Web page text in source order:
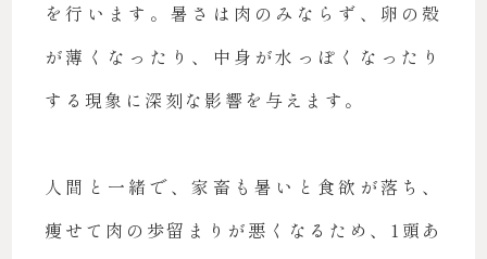
を行います。暑さは肉のみならず、卵の殻
が薄くなったり、中身が水っぽくなったり
する現象に深刻な影響を与えます。
人間と一緒で、家畜も暑いと食欲が落ち、
痩せて肉の歩留まりが悪くなるため、1頭あ